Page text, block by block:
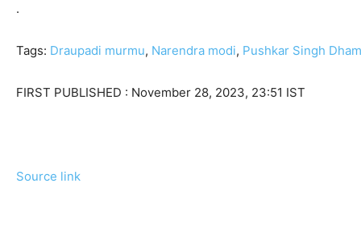
.
Tags: Draupadi murmu, Narendra modi, Pushkar Singh
FIRST PUBLISHED : November 28, 2023, 23:51 IST
Source link